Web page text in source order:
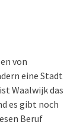
von
eine Stadt
Waalwijk das
es gibt noch
Beruf